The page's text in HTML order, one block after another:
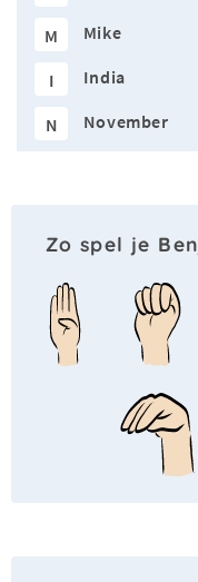
M Mike
I India
N November
Zo spel je